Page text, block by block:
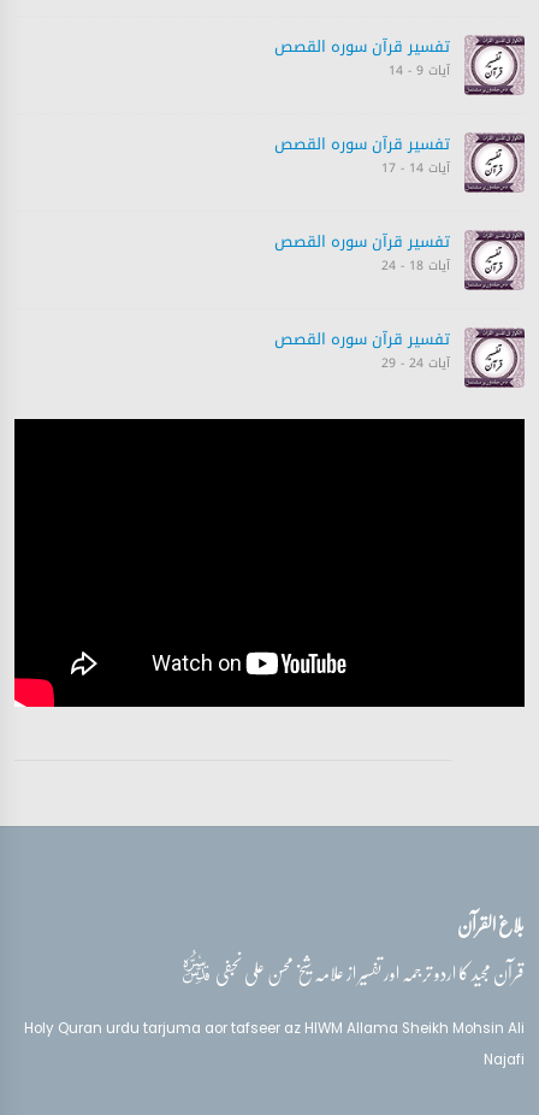
تفسیر قرآن سورہ ‎القصص‎
آیات 9 - 14
تفسیر قرآن سورہ ‎القصص‎
آیات 14 - 17
تفسیر قرآن سورہ ‎القصص‎
آیات 18 - 24
تفسیر قرآن سورہ ‎القصص‎
آیات 24 - 29
تفسیر قرآن سورہ ‎القصص‎
تفسیر قرآن سورہ ‎القصص‎
بلاغ القرآن
قرآن مجید کا اردو ترجمہ اور تفسیر از علامہ شیخ محسن علی نجفیقدس‌سره
Holy Quran urdu tarjuma aor tafseer az HIWM Allama Sheikh Mohsin Ali
Najafi